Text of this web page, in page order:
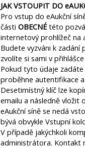
JAK VSTOUPIT DO
Pro vstup do eAukční
části OBECNÉtéto
internetový prohlížeč na
Budete vyzváni k zadání
zvolíte si sami v
Pokud tyto údaje
proběhne autentifikace
Desetimístný klíč lze
emailu a následně vložit
eAukční síně se nedá
bývá obvykle Vstupní
V případě jakýchkoli
administrátora. Kontakt